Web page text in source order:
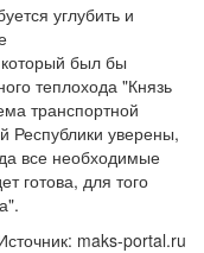
углубить и
был бы
теплохода "Князь
транспортной
Республики уверены,
все необходимые
готова, для того
maks-portal.ru